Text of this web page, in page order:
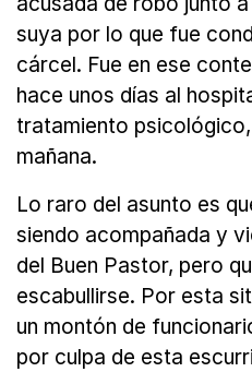
suya por lo que fue
cárcel. Fue en ese
hace unos días al
tratamiento
mañana.
Lo raro del asunto es
siendo acompañada y
del Buen Pastor, pero
escabullirse. Por esta
un montón de
por culpa de esta